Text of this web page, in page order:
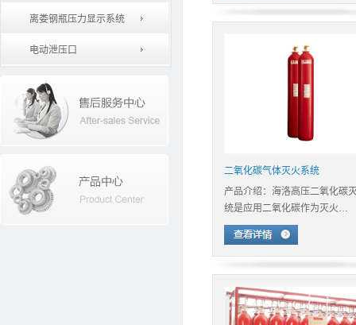
离娄钢瓶压力显示系统
电动泄压口
二氧化碳气体灭火系统
产品介绍：海洛高压二氧化碳
统是应用二氧化碳作为灭火…